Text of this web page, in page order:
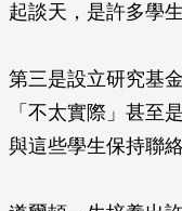
起談天，是許多學
第三是設立研究基
「不太實際」甚至
與這些學生保持聯